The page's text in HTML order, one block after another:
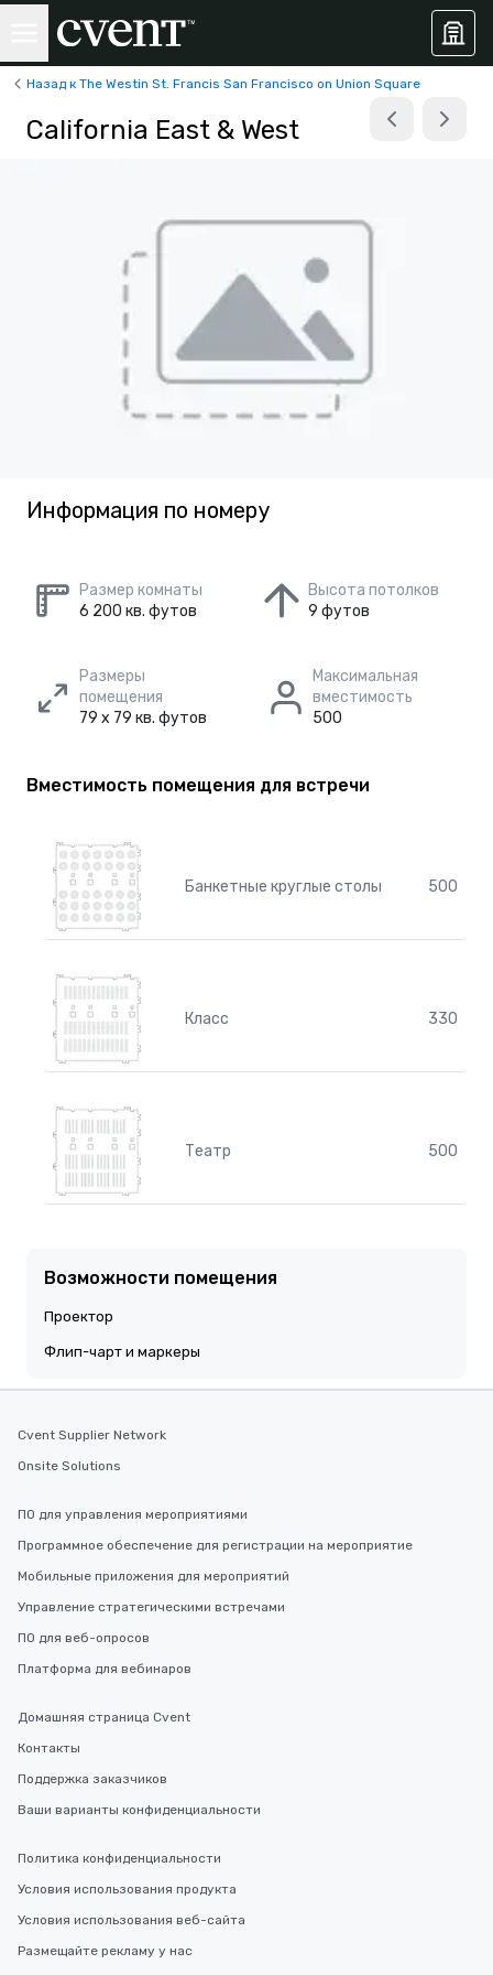
Назад к The Westin St. Francis San Francisco on Union Square
California East & West
Информация по номеру
Размер комнаты
6 200 кв. футов
Высота потолков
9 футов
Размеры
помещения
79 x 79 кв. футов
Максимальная
вместимость
500
Вместимость помещения для встречи
Банкетные круглые столы 500
Класс 330
Театр 500
Возможности помещения
Проектор
Флип-чарт и маркеры
Cvent Supplier Network
Onsite Solutions
ПО для управления мероприятиями
Программное обеспечение для регистрации на мероприятие
Мобильные приложения для мероприятий
Управление стратегическими встречами
ПО для веб-опросов
Платформа для вебинаров
Домашняя страница Cvent
Контакты
Поддержка заказчиков
Ваши варианты конфиденциальности
Политика конфиденциальности
Условия использования продукта
Условия использования веб-сайта
Размещайте рекламу у нас